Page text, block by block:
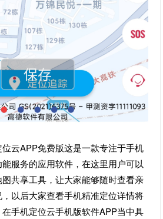
位云APP免费版这是一款专注于手机
服务的应用软件，在这里用户可以
共享工具，让大家能够随时查看亲
以后大家查看手机精准定位详情将
手机定位云手机版软件APP当中具